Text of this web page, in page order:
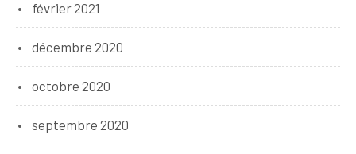
février 2021
décembre 2020
octobre 2020
septembre 2020